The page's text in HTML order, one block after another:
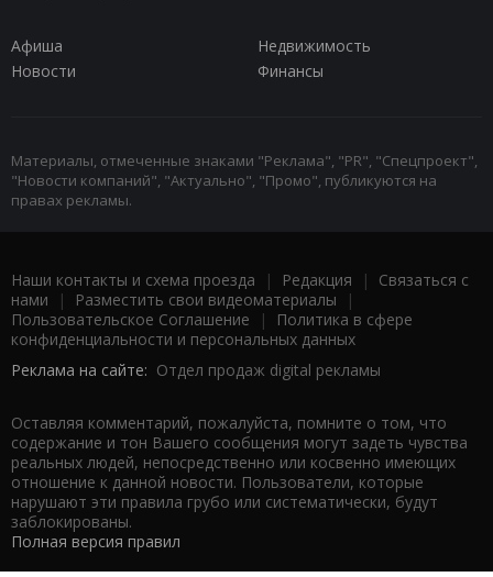
Афиша
Недвижимость
Новости
Финансы
Материалы, отмеченные знаками "Реклама", "PR", "Спецпроект",
"Новости компаний", "Актуально", "Промо", публикуются на
правах рекламы.
Наши контакты и схема проезда | Редакция | Связаться с
нами | Разместить свои видеоматериалы |
Пользовательское Соглашение |
Политика в сфере
конфиденциальности и персональных данных
Реклама на сайте: Отдел продаж digital рекламы
Оставляя комментарий, пожалуйста, помните о том, что
содержание и тон Вашего сообщения могут задеть чувства
реальных людей, непосредственно или косвенно имеющих
отношение к данной новости. Пользователи, которые
нарушают эти правила грубо или систематически, будут
заблокированы.
Полная версия правил